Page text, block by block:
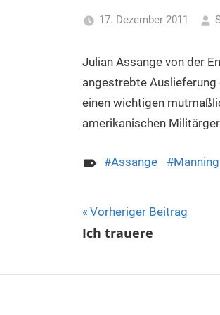
17. Dezember 2011
Julian Assange von der
angestrebte
einen wichtigen
amerikanischen
Assange Manning
Vorheriger Beitrag
Ich trauere